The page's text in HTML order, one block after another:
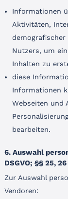
Informationen
Aktivitäten,
Nutzers, um
Inhalten zu
diese
Informationen
Webseiten und
bearbeiten.
6. Auswahl
DSGVO; §§ 25,
Zur Auswahl
Vendoren: